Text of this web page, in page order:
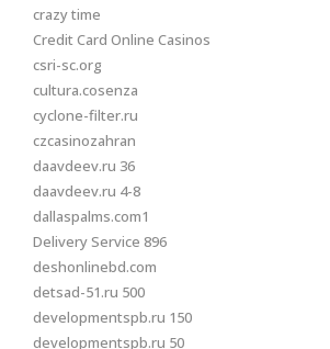
crazy time
Credit Card Online Casinos
csri-sc.org
cultura.cosenza
cyclone-filter.ru
czcasinozahran
daavdeev.ru 36
daavdeev.ru 4-8
dallaspalms.com1
Delivery Service 896
deshonlinebd.com
detsad-51.ru 500
developmentspb.ru 150
developmentspb.ru 50